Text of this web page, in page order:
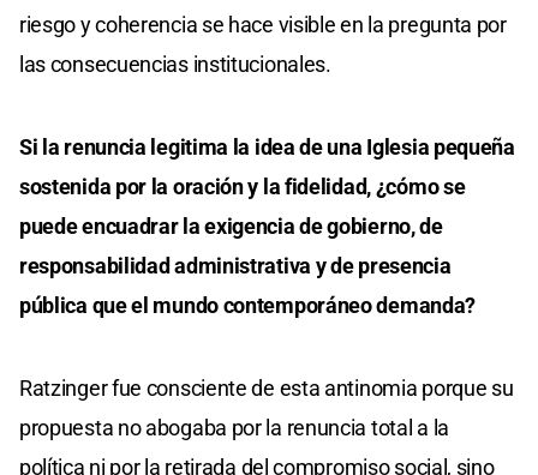
riesgo y coherencia se hace visible en la pregunta por
las consecuencias institucionales.
Si la renuncia legitima la idea de una Iglesia pequeña
sostenida por la oración y la fidelidad, ¿cómo se
puede encuadrar la exigencia de gobierno, de
responsabilidad administrativa y de presencia
pública que el mundo contemporáneo demanda?
Ratzinger fue consciente de esta antinomia porque su
propuesta no abogaba por la renuncia total a la
política ni por la retirada del compromiso social, sino